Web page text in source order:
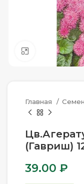
Нажмите,
Главная
(Гавриш)
39.00 ₽